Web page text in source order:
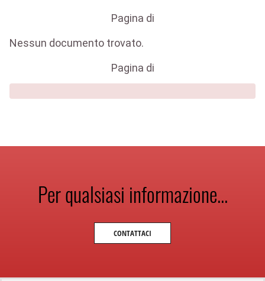
Pagina di
Nessun documento trovato.
Pagina di
Per qualsiasi informazione...
CONTATTACI